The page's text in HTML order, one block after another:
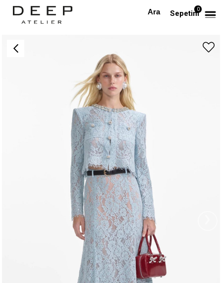
Sepetim0
Anasayfa ÜST GİYİM Kristal Taşlı Dantel Tasarım Mavi Ceket